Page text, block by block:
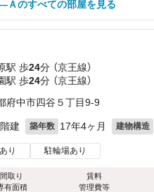
Ａのすべての部屋を見る
駅 歩24分 （京王線）
駅 歩24分 （京王線）
府中市四谷５丁目9-9
建 築年数 17年4ヶ月 建物構造
り 駐輪場あり
間取り
有面積
賃料
管理費等